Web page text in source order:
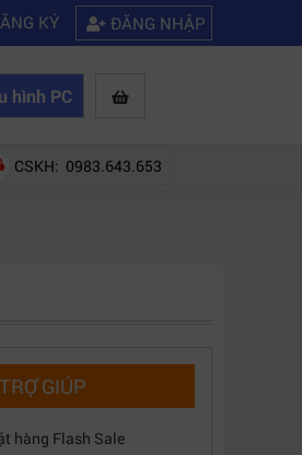
quay phim giá rẻ bạn nên biết
KÝ ĐĂNG NHẬP
hình PC
CSKH: 0983.643.653
TRỢ GIÚP
hàng Flash Sale